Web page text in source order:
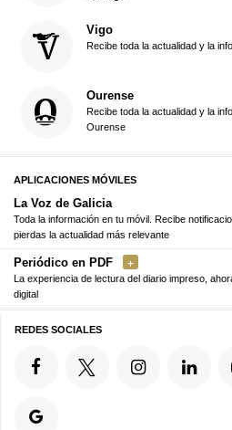
Vigo
Recibe toda la actualidad y la
Ourense
Recibe toda la actualidad y la
Ourense
APLICACIONES MÓVILES
La Voz de Galicia
Toda la información en tu móvil. Recibe
pierdas la actualidad más relevante
Periódico en PDF
La experiencia de lectura del diario impreso,
digital
REDES SOCIALES